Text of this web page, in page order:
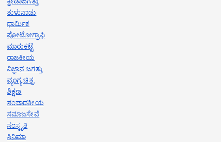
ತುಳುನಾಡು
ಧಾರ್ಮಿಕ
ಪೋಟೋಗ್ರಾಫಿ
ಮಾರುಕಟ್ಟೆ
ರಾಜಕೀಯ
ವಿಜ್ಞಾನ ಜಗತ್ತು
ವ್ಯಂಗ್ಯ ಚಿತ್ರ
ಶಿಕ್ಷಣ
ಸಂಪಾದಕೀಯ
ಸಮಾಜಸೇವೆ
ಸಂಸ್ಕೃತಿ
ಸಿನಿಮಾ